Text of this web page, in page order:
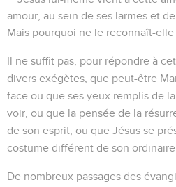
amour, au sein de ses larmes et
Mais pourquoi ne le reconnaît-elle
Il ne suffit pas, pour répondre à
divers exégètes, que peut-être
face ou que ses yeux remplis de
voir, ou que la pensée de la
de son esprit, ou que Jésus se
costume différent de son ordinaire.
De nombreux passages des